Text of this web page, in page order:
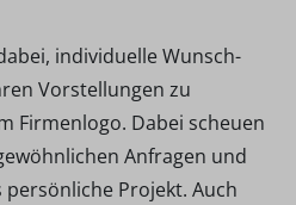
individuelle Wunsch-
Vorstellungen zu
Firmenlogo. Dabei scheuen
Anfragen und
Projekt. Auch